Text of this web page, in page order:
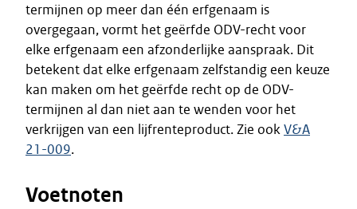
termijnen op meer dan één erfgenaam is
overgegaan, vormt het geërfde ODV-recht voor
elke erfgenaam een afzonderlijke aanspraak. Dit
betekent dat elke erfgenaam zelfstandig een keuze
kan maken om het geërfde recht op de ODV-
termijnen al dan niet aan te wenden voor het
verkrijgen van een lijfrenteproduct. Zie ookV&A
21-009.
Voetnoten